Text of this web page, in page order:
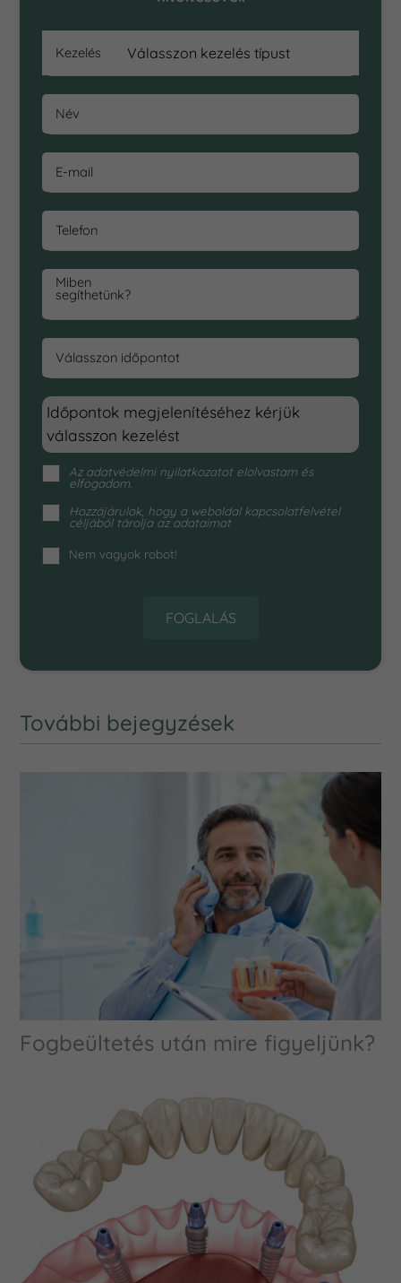
Kezelés
Név
E-mail
Telefon
Miben
segíthetünk?
Válasszon időpontot
Időpontok megjelenítéséhez kérjük
válasszon kezelést
Az adatvédelmi nyilatkozatot elolvastam és
elfogadom.
Hozzájárulok, hogy a weboldal kapcsolatfelvétel
céljából tárolja az adataimat
Nem vagyok robot!
FOGLALÁS
További bejegyzések
Fogbeültetés után mire figyeljünk?